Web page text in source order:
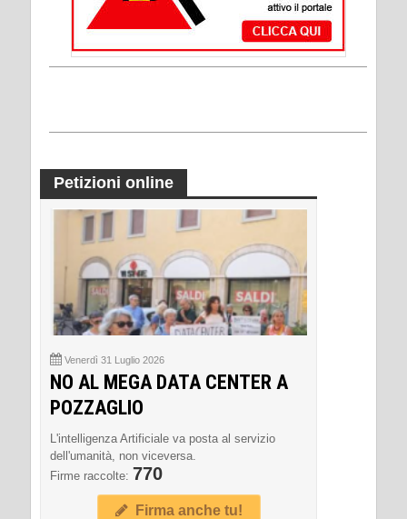
Petizioni online
Venerdì 31 Luglio 2026
NO AL MEGA DATA CENTER A
POZZAGLIO
L'intelligenza Artificiale va posta al servizio
dell'umanità, non viceversa.
Firme raccolte: 770
Firma anche tu!